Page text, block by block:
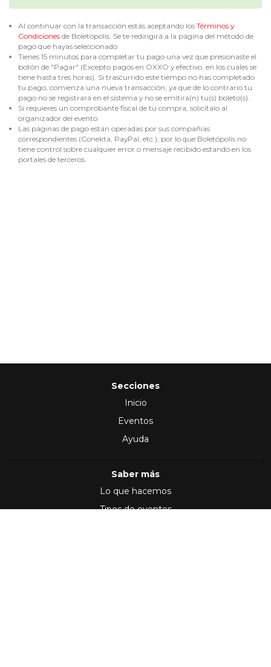
Al continuar con la transacción estás aceptando los Términos y
Condiciones de Boletópolis. Se te redirigirá a la página del método de
pago que hayas seleccionado.
Tienes 15 minutos para completar tu pago una vez que presionaste el
botón de "Pagar" (Excepto pagos en OXXO y efectivo, en los cuales se
tiene hasta tres horas). Si trascurrido este tiempo no has completado
tu pago, comienza una nueva transacción, ya que de lo contrario tu
pago no se registrará en el sistema y no se emitirá(n) tu(s) boleto(s).
Si requieres un comprobante fiscal de tu compra, solicítalo al
organizador del evento.
Las páginas de pago están operadas por sus compañías
correspondientes (Conekta, PayPal, etc.), por lo que Boletópolis no
tiene control sobre cualquier error o mensaje recibido estando en los
portales de terceros.
Secciones
Inicio
Eventos
Ayuda
Saber más
Lo que hacemos
Tipos de eventos